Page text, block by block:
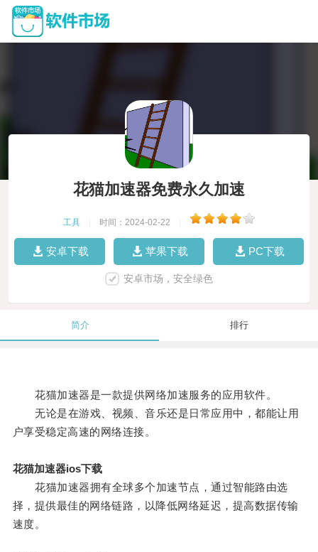
花猫加速器免费永久加速
工具 时间：2024-02-22
安卓下载 苹果下载 PC下载
安卓市场，安全绿色
简介 排行
花猫加速器是一款提供网络加速服务的应用软件。
无论是在游戏、视频、音乐还是日常应用中，都能让用
户享受稳定高速的网络连接。
花猫加速器ios下载
花猫加速器拥有全球多个加速节点，通过智能路由选
择，提供最佳的网络链路，以降低网络延迟，提高数据传输
速度。